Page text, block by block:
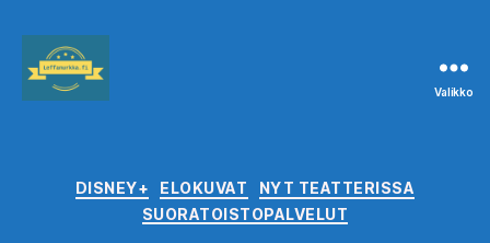
Valikko
Kategoriat
DISNEY+ ELOKUVAT
NYT TEATTERISSA
SUORATOISTOPALVELUT